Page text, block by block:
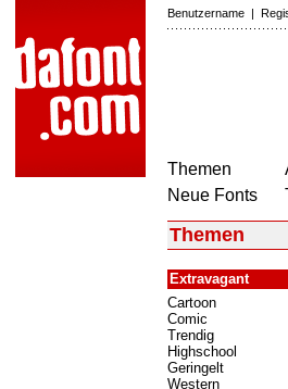
Benutzername |
Themen
Neue Fonts
Themen
Extravagant
Cartoon
Comic
Trendig
Highschool
Geringelt
Western